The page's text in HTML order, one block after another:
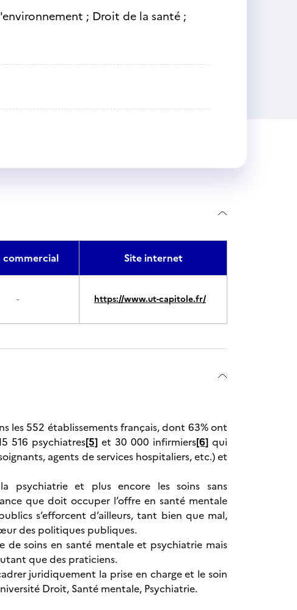
; Droit de la santé ;
commercial Site internet
- https://www.ut-capitole.fr/
les 552 établissements français, dont 63% ont
516 psychiatres[5] et 30 000 infirmiers[6] qui
agents de services hospitaliers, etc.) et
psychiatrie et plus encore les soins sans
que doit occuper l’offre en santé mentale
s’efforcent d’ailleurs, tant bien que mal,
des politiques publiques.
de soins en santé mentale et psychiatrie mais
que des praticiens.
juridiquement la prise en charge et le soin
Droit, Santé mentale, Psychiatrie.